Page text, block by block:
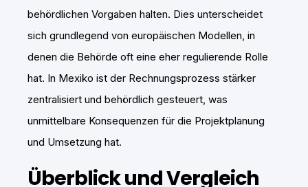
behördlichen Vorgaben halten. Dies unterscheidet
sich grundlegend von europäischen Modellen, in
denen die Behörde oft eine eher regulierende Rolle
hat. In Mexiko ist der Rechnungsprozess stärker
zentralisiert und behördlich gesteuert, was
unmittelbare Konsequenzen für die Projektplanung
und Umsetzung hat.
Überblick und Vergleich